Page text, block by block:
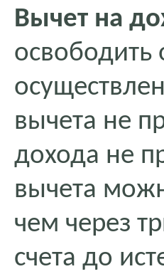
Вычет на
освободить
вычета не
дохода не
вычета
чем через
счета до